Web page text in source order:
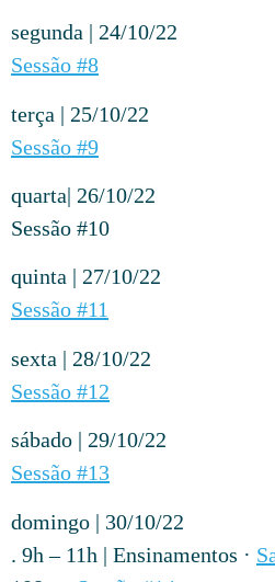
segunda | 24/10/22
Sessão #8
terça | 25/10/22
Sessão #9
quarta| 26/10/22
Sessão #10
quinta | 27/10/22
Sessão #11
sexta | 28/10/22
Sessão #12
sábado | 29/10/22
Sessão #13
domingo | 30/10/22
. 9h – 11h | Ensinamentos ·